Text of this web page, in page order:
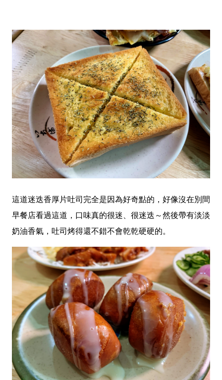
這道迷迭香厚片吐司完全是因為好奇點的，好像沒在別間
早餐店看過這道，口味真的很迷、很迷迭～然後帶有淡淡
奶油香氣，吐司烤得還不錯不會乾乾硬硬的。